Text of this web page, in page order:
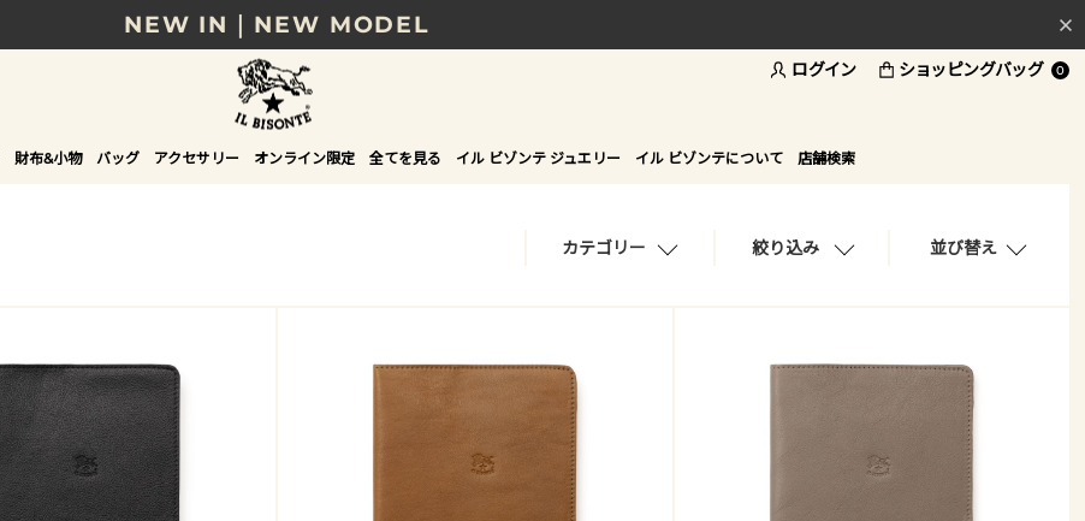
NEW IN｜NEW MODEL
8/17(月)10時まで｜税込11,000円以上で送料無料
贈る相手やシーンから選べる、新しいギフトガイド
NEW IN｜COLOR LEATHER
ログイン ショッピングバッグ 0
財布&小物 バッグ アクセサリー オンライン限定 全てを見る イル ビゾンテ ジュエリー イル ビゾンテについて 店舗検索
カテゴリー 絞り込み 並び替え